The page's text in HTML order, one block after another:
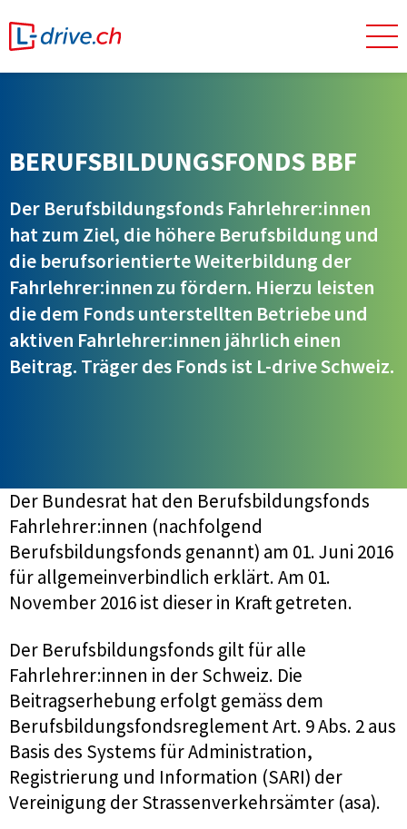
BERUFSBILDUNGSFONDS BBF
Der Berufsbildungsfonds Fahrlehrer:innen
hat zum Ziel, die höhere Berufsbildung und
die berufsorientierte Weiterbildung der
Fahrlehrer:innen zu fördern. Hierzu leisten
die dem Fonds unterstellten Betriebe und
aktiven Fahrlehrer:innen jährlich einen
Beitrag. Träger des Fonds ist L-drive Schweiz.
Der Bundesrat hat den Berufsbildungsfonds
Fahrlehrer:innen (nachfolgend
Berufsbildungsfonds genannt) am 01. Juni 2016
für allgemeinverbindlich erklärt. Am 01.
November 2016 ist dieser in Kraft getreten.
Der Berufsbildungsfonds gilt für alle
Fahrlehrer:innen in der Schweiz. Die
Beitragserhebung erfolgt gemäss dem
Berufsbildungsfondsreglement Art. 9 Abs. 2 aus
Basis des Systems für Administration,
Registrierung und Information (SARI) der
Vereinigung der Strassenverkehrsämter (asa).